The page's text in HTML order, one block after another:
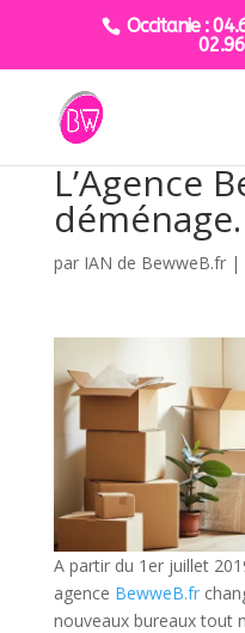
Occitanie :
L’Agence
par IAN de BewweB.fr|
A partir du 1er juillet
agence BewweB.fr
nouveaux bureaux tout